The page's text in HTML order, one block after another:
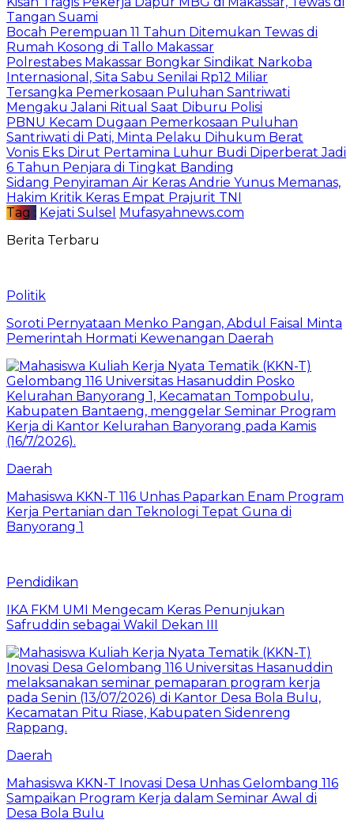
Tangan Suami
Bocah Perempuan 11 Tahun Ditemukan Tewas di
Rumah Kosong di Tallo Makassar
Polrestabes Makassar Bongkar Sindikat Narkoba
Internasional, Sita Sabu Senilai Rp12 Miliar
Tersangka Pemerkosaan Puluhan Santriwati
Mengaku Jalani Ritual Saat Diburu Polisi
PBNU Kecam Dugaan Pemerkosaan Puluhan
Santriwati di Pati, Minta Pelaku Dihukum Berat
Vonis Eks Dirut Pertamina Luhur Budi Diperberat Jadi
6 Tahun Penjara di Tingkat Banding
Sidang Penyiraman Air Keras Andrie Yunus Memanas,
Hakim Kritik Keras Empat Prajurit TNI
Tag : Kejati Sulsel Mufasyahnews.com
Berita Terbaru
Politik
Soroti Pernyataan Menko Pangan, Abdul Faisal Minta
Pemerintah Hormati Kewenangan Daerah
Daerah
Mahasiswa KKN-T 116 Unhas Paparkan Enam Program
Kerja Pertanian dan Teknologi Tepat Guna di
Banyorang 1
Pendidikan
IKA FKM UMI Mengecam Keras Penunjukan
Safruddin sebagai Wakil Dekan III
Daerah
Mahasiswa KKN-T Inovasi Desa Unhas Gelombang 116
Sampaikan Program Kerja dalam Seminar Awal di
Desa Bola Bulu